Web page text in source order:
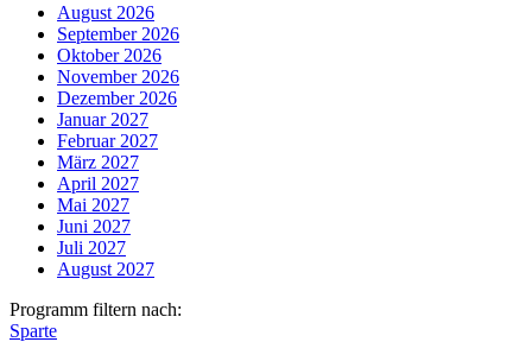
August 2026
September 2026
Oktober 2026
November 2026
Dezember 2026
Januar 2027
Februar 2027
März 2027
April 2027
Mai 2027
Juni 2027
Juli 2027
August 2027
Programm filtern nach:
Sparte